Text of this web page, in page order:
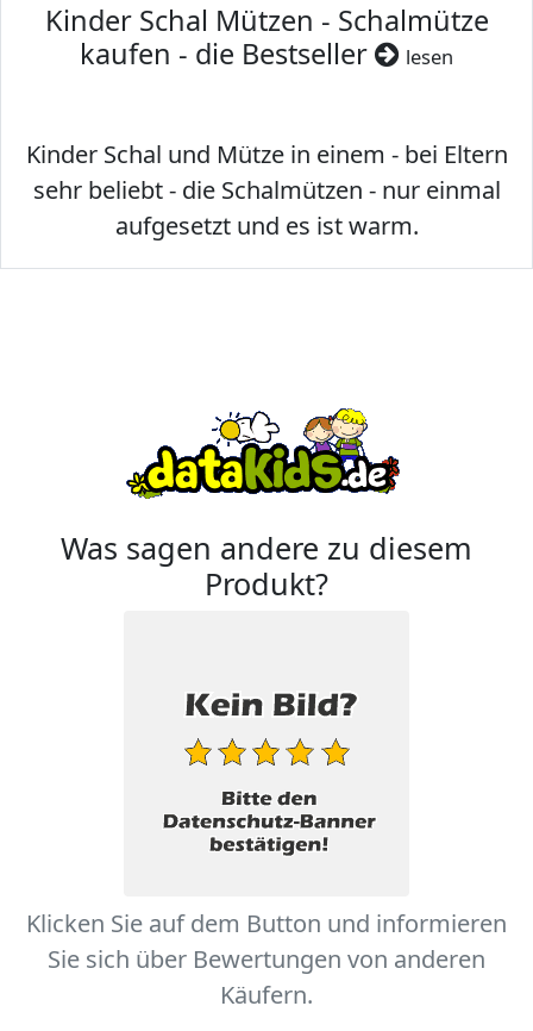
Kinder Schal Mützen - Schalmütze
kaufen - die Bestseller
lesen
Kinder Schal und Mütze in einem - bei Eltern
sehr beliebt - die Schalmützen - nur einmal
aufgesetzt und es ist warm.
Was sagen andere zu diesem
Produkt?
Klicken Sie auf dem Button und informieren
Sie sich über Bewertungen von anderen
Käufern.